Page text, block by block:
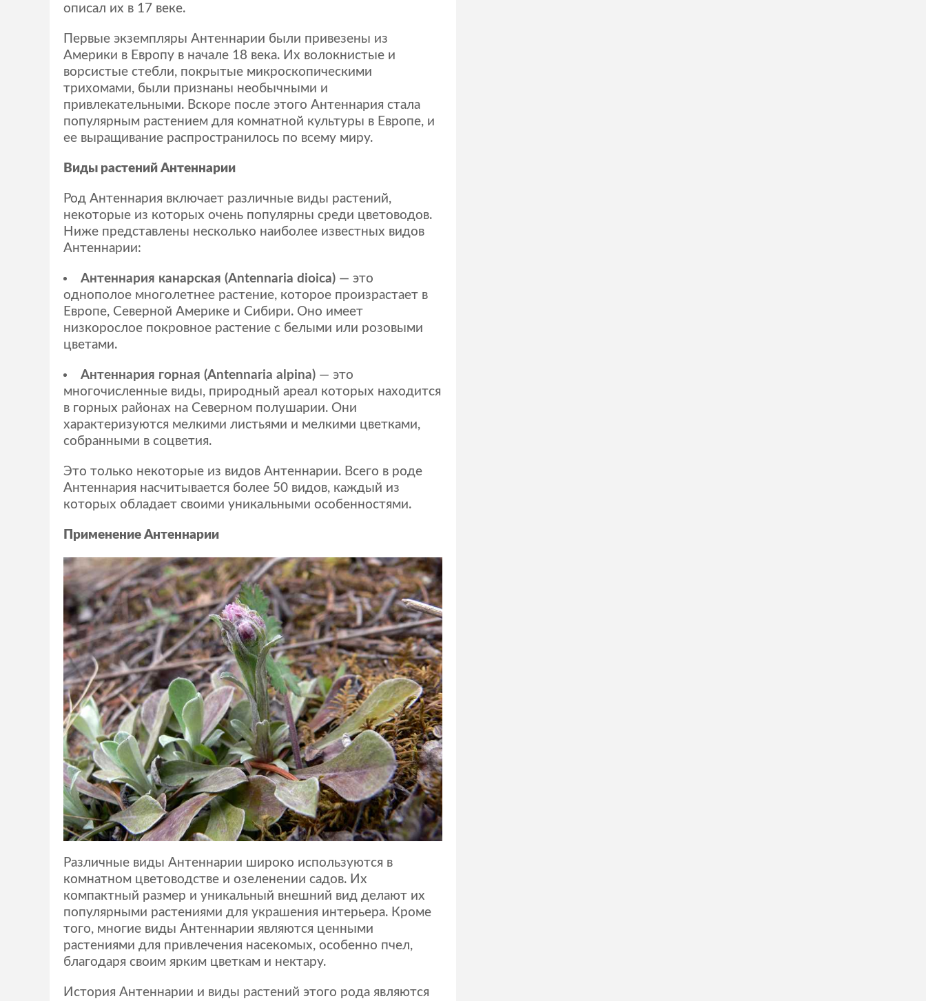
описал их в 17 веке.
Первые экземпляры Антеннарии были привезены из
Америки в Европу в начале 18 века. Их волокнистые и
ворсистые стебли, покрытые микроскопическими
трихомами, были признаны необычными и
привлекательными. Вскоре после этого Антеннария стала
популярным растением для комнатной культуры в Европе, и
ее выращивание распространилось по всему миру.
Виды растений Антеннарии
Род Антеннария включает различные виды растений,
некоторые из которых очень популярны среди цветоводов.
Ниже представлены несколько наиболее известных видов
Антеннарии:
Антеннария канарская (Antennaria dioica) — это
однополое многолетнее растение, которое произрастает в
Европе, Северной Америке и Сибири. Оно имеет
низкорослое покровное растение с белыми или розовыми
цветами.
Антеннария горная (Antennaria alpina) — это
многочисленные виды, природный ареал которых находится
в горных районах на Северном полушарии. Они
характеризуются мелкими листьями и мелкими цветками,
собранными в соцветия.
Это только некоторые из видов Антеннарии. Всего в роде
Антеннария насчитывается более 50 видов, каждый из
которых обладает своими уникальными особенностями.
Применение Антеннарии
Различные виды Антеннарии широко используются в
комнатном цветоводстве и озеленении садов. Их
компактный размер и уникальный внешний вид делают их
популярными растениями для украшения интерьера. Кроме
того, многие виды Антеннарии являются ценными
растениями для привлечения насекомых, особенно пчел,
благодаря своим ярким цветкам и нектару.
История Антеннарии и виды растений этого рода являются